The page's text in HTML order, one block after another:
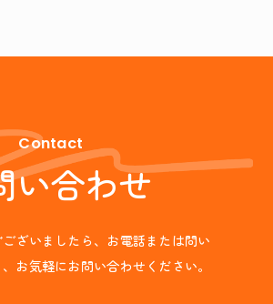
Contact
い合わせ
ざいましたら、お電話または問い
お気軽にお問い合わせください。